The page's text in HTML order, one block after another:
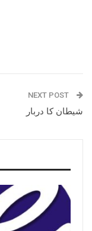
NEXT POST
شیطان کا دربار